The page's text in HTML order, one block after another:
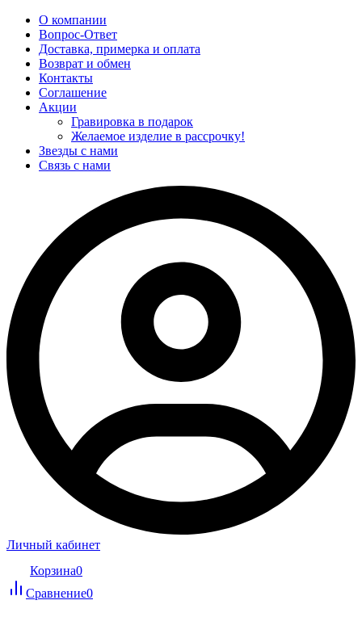
О компании
Вопрос-Ответ
Доставка, примерка и оплата
Возврат и обмен
Контакты
Соглашение
Акции
Гравировка в подарок
Желаемое изделие в рассрочку!
Звезды с нами
Связь с нами
Личный кабинет
Корзина0
Сравнение0